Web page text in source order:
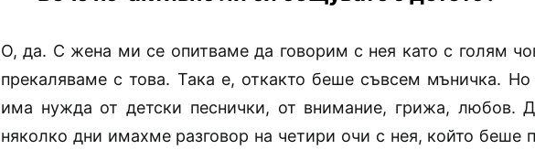
О, да. С жена ми се опитваме да говорим с нея като с голям
прекаляваме с това. Така е, откакто беше съвсем мъничка. Но
има нужда от детски песнички, от внимание, грижа, любов.
няколко дни имахме разговор на четири очи с нея, който беше